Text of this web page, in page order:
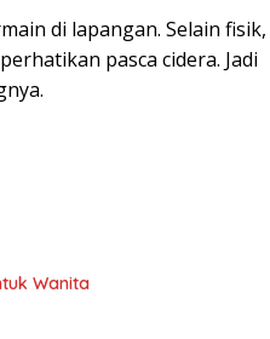
di lapangan. Selain fisik,
pasca cidera. Jadi
Wanita